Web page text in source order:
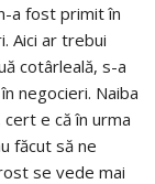
a fost primit în
Aici ar trebui
cotârleală, s-a
negocieri. Naiba
e că în urma
făcut să ne
se vede mai